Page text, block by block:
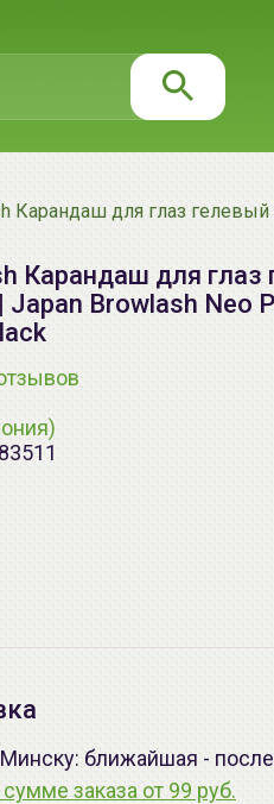
Карандаш для глаз
Карандаш для
Japan Browlash Neo
ближайшая -
заказа от 99 руб.